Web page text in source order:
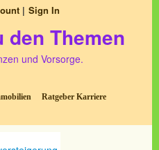
Sign In
Themen
und Vorsorge.
Ratgeber Karriere